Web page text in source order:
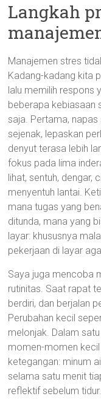
Langkah
Manajemen stres
Kadang-kadang kita
lalu memilih respons
beberapa kebiasaan
saja. Pertama,
sejenak, lepaskan
denyut terasa lebih
fokus pada lima
lihat, sentuh, dengar,
menyentuh lantai.
mana tugas yang
ditunda, mana yang
layar: khususnya
pekerjaan di layar
Saya juga mencoba
rutinitas. Saat rapat
berdiri, dan berjalan
Perubahan kecil
melonjak. Dalam
momen-momen
ketegangan: minum
selama satu menit
reflektif sebelum